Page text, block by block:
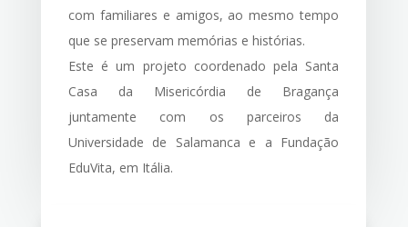
com familiares e amigos, ao mesmo tempo
que se preservam memórias e histórias.
Este é um projeto coordenado pela Santa
Casa da Misericórdia de Bragança
juntamente com os parceiros da
Universidade de Salamanca e a Fundação
EduVita, em Itália.